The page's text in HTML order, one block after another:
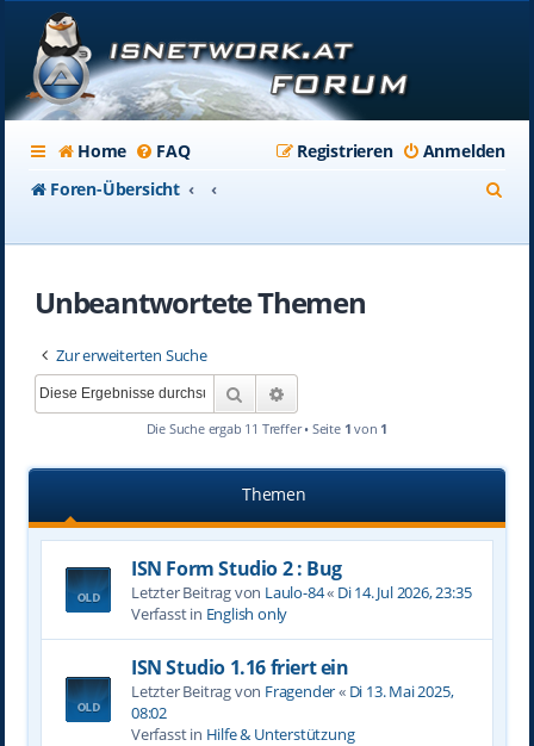
Home FAQ Anmelden
Registrieren
Foren-Übersicht
Unbeantwortete Themen
Zur erweiterten Suche
Suche
Die Suche ergab 11 Treffer • Seite 1 von 1
Themen
ISN Form Studio 2 : Bug
Letzter Beitrag von Laulo-84« Di 14. Jul 2026, 23:35
Verfasst in English only
ISN Studio 1.16 friert ein
Letzter Beitrag von Fragender« Di 13. Mai 2025,
08:02
Verfasst in Hilfe & Unterstützung